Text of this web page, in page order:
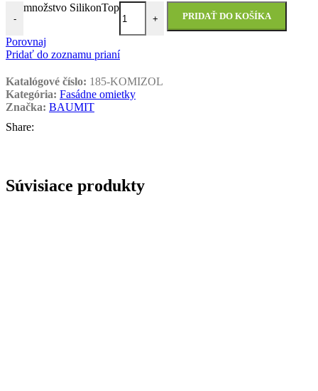
-
množstvo SilikonTop
+ PRIDAŤ DO KOŠÍKA
Porovnaj
Pridať do zoznamu prianí
Katalógové číslo: 185-KOMIZOL
Kategória: Fasádne omietky
Značka: BAUMIT
Share:
Súvisiace produkty